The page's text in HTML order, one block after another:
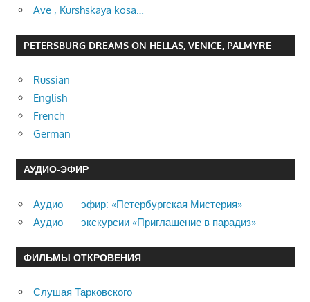
Ave , Kurshskaya kosa…
PETERSBURG DREAMS ON HELLAS, VENICE, PALMYRE
Russian
English
French
German
АУДИО-ЭФИР
Аудио — эфир: «Петербургская Мистерия»
Аудио — экскурсии «Приглашение в парадиз»
ФИЛЬМЫ ОТКРОВЕНИЯ
Слушая Тарковского